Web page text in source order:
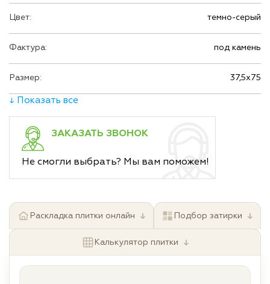
Цвет: темно-серый
Фактура: под камень
Размер: 37,5х75
↓ Показать все
ЗАКАЗАТЬ ЗВОНОК
Не смогли выбрать? Мы вам поможем!
Раскладка плитки онлайн ↓ Подбор затирки ↓
Калькулятор плитки ↓